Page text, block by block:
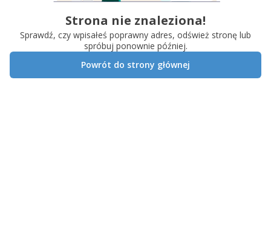
Strona nie znaleziona!
Sprawdź, czy wpisałeś poprawny adres, odśwież stronę lub
spróbuj ponownie później.